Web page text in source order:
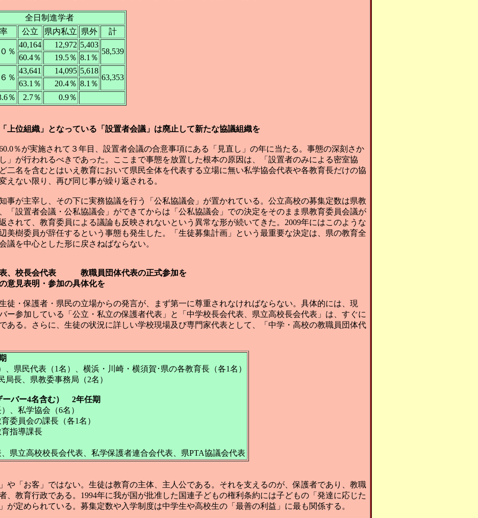
全日制進学者
公立 県内私立 県外
計
％
40,164 12,972 5,403
58,539
60.4％ 19.5％ 8.1％
％
43,641 14,095 5,618
63,353
63.1％ 20.4％ 8.1％
％ 2.7％ 0.9％
上位組織」となっている「設置者会議」は廃止して新たな協議組織を
％が実施されて３年目、設置者会議の合意事項にある「見直し」の年に当たる。事態の深刻さか
」が行われるべきであった。ここまで事態を放置した根本の原因は、「設置者のみによる密室協
二名を含むとはいえ教育において県民全体を代表する立場に無い私学協会代表や各教育長だけの協
えない限り、再び同じ事が繰り返される。
事が主宰し、その下に実務協議を行う「公私協議会」が置かれている。公立高校の募集定数は県教
「設置者会議・公私協議会」ができてからは「公私協議会」での決定をそのまま県教育委員会議が
されて、教育委員による議論も反映されないという異常な形が続いてきた。2009年にはこのような
美樹委員が辞任するという事態も発生した。「生徒募集計画」という最重要な決定は、県の教育全
議を中心とした形に戻さねばならない。
表、校長会代表 教職員団体代表の正式参加を
意見表明・参加の具体化を
徒・保護者・県民の立場からの発言が、まず第一に尊重されなければならない。具体的には、現
ー参加している「公立・私立の保護者代表」と「中学校長会代表、県立高校長会代表」は、すぐに
ある。さらに、生徒の状況に詳しい学校現場及び専門家代表として、「中学・高校の教職員団体代
、県民代表（1名）、横浜・川崎・横須賀･県の各教育長（各1名）
長、県教委事務局（2名）
ーバー4名含む） 2年任期
、私学協会（6名）
委員会の課長（各1名）
指導課長
県立高校校長会代表、私学保護者連合会代表、県PTA協議会代表
や「お客」ではない。生徒は教育の主体、主人公である。それを支えるのが、保護者であり、教職
、教育行政である。1994年に我が国が批准した国連子どもの権利条約には子どもの「発達に応じた
が定められている。募集定数や入学制度は中学生や高校生の「最善の利益」に最も関係する。